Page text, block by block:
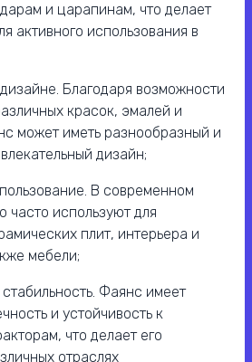
и царапинам, что делает
активного использования в
Благодаря возможности
красок, эмалей и
может иметь разнообразный и
дизайн;
В современном
часто используют для
плит, интерьера и
мебели;
Фаянс имеет
и устойчивость к
что делает его
отраслях